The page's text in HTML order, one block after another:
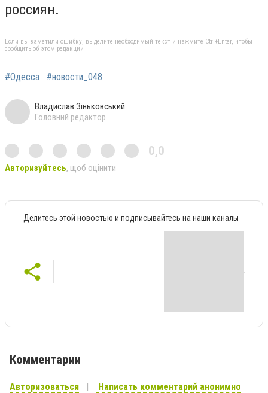
россиян.
Если вы заметили ошибку, выделите необходимый текст и нажмите Ctrl+Enter, чтобы
сообщить об этом редакции
#Одесса #новости_048
Владислав Зіньковський
Головний редактор
0,0
Авторизуйтесь, щоб оцінити
Делитесь этой новостью и подписывайтесь на наши каналы
Комментарии
Авторизоваться Написать комментарий анонимно